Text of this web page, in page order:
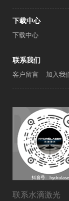
下载中心
下载中心
联系我们
客户留言 加入我
联系水滴激光